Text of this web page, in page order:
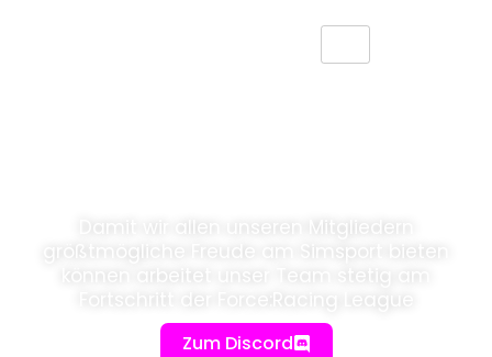
Damit wir allen unseren Mitgliedern
Zum Discord